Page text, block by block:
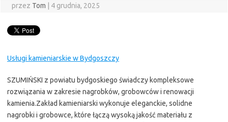
przez Tom 4 grudnia, 2025
Usługi kamieniarskie w Bydgoszczy
SZUMIŃSKI z powiatu bydgoskiego świadczy kompleksowe
rozwiązania w zakresie nagrobków, grobowców i renowacji
kamienia.Zakład kamieniarski wykonuje eleganckie, solidne
nagrobki i grobowce, które łączą wysoką jakość materiału z